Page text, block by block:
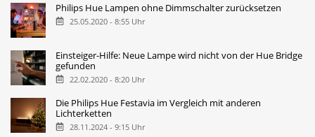
Philips Hue Lampen ohne Dimmschalter zurücksetzen
25.05.2020 - 8:55 Uhr
Einsteiger-Hilfe: Neue Lampe wird nicht von der Hue Bridge
gefunden
22.02.2020 - 8:20 Uhr
Die Philips Hue Festavia im Vergleich mit anderen
Lichterketten
28.11.2024 - 9:15 Uhr